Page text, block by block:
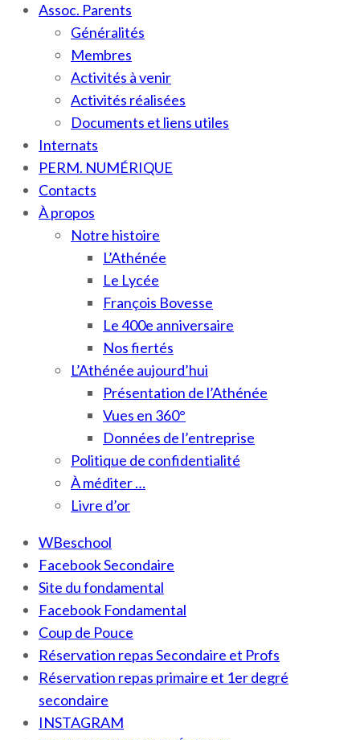
Assoc. Parents
Généralités
Membres
Activités à venir
Activités réalisées
Documents et liens utiles
Internats
PERM. NUMÉRIQUE
Contacts
À propos
Notre histoire
L’Athénée
Le Lycée
François Bovesse
Le 400e anniversaire
Nos fiertés
L’Athénée aujourd’hui
Présentation de l’Athénée
Vues en 360°
Données de l’entreprise
Politique de confidentialité
À méditer …
Livre d’or
WBeschool
Facebook Secondaire
Site du fondamental
Facebook Fondamental
Coup de Pouce
Réservation repas Secondaire et Profs
Réservation repas primaire et 1er degré
secondaire
INSTAGRAM